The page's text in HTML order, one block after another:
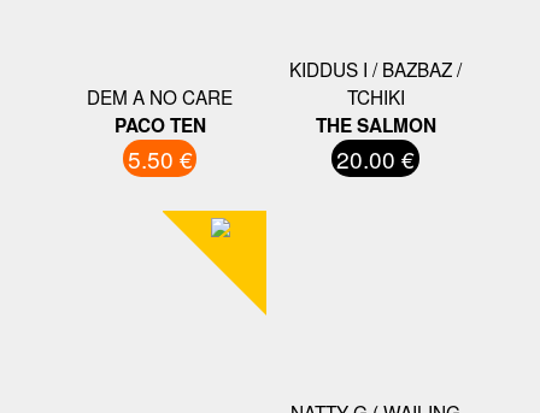
DEM A NO CARE
PACO TEN
5.50 €
KIDDUS I / BAZBAZ /
TCHIKI
THE SALMON
20.00 €